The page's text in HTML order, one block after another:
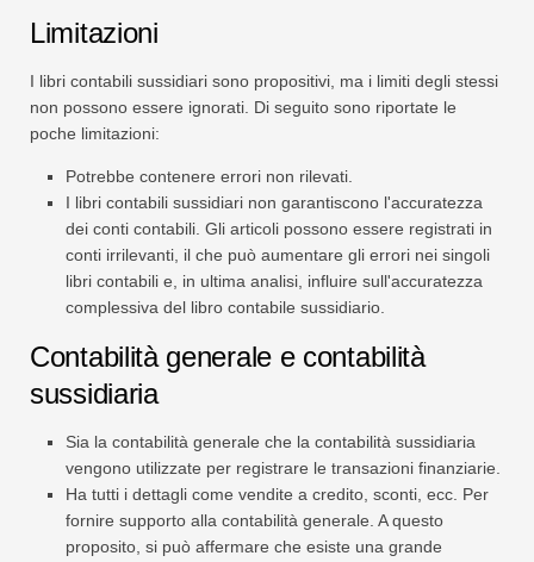
Limitazioni
I libri contabili sussidiari sono propositivi, ma i limiti degli stessi
non possono essere ignorati. Di seguito sono riportate le
poche limitazioni:
Potrebbe contenere errori non rilevati.
I libri contabili sussidiari non garantiscono l'accuratezza
dei conti contabili. Gli articoli possono essere registrati in
conti irrilevanti, il che può aumentare gli errori nei singoli
libri contabili e, in ultima analisi, influire sull'accuratezza
complessiva del libro contabile sussidiario.
Contabilità generale e contabilità
sussidiaria
Sia la contabilità generale che la contabilità sussidiaria
vengono utilizzate per registrare le transazioni finanziarie.
Ha tutti i dettagli come vendite a credito, sconti, ecc. Per
fornire supporto alla contabilità generale. A questo
proposito, si può affermare che esiste una grande